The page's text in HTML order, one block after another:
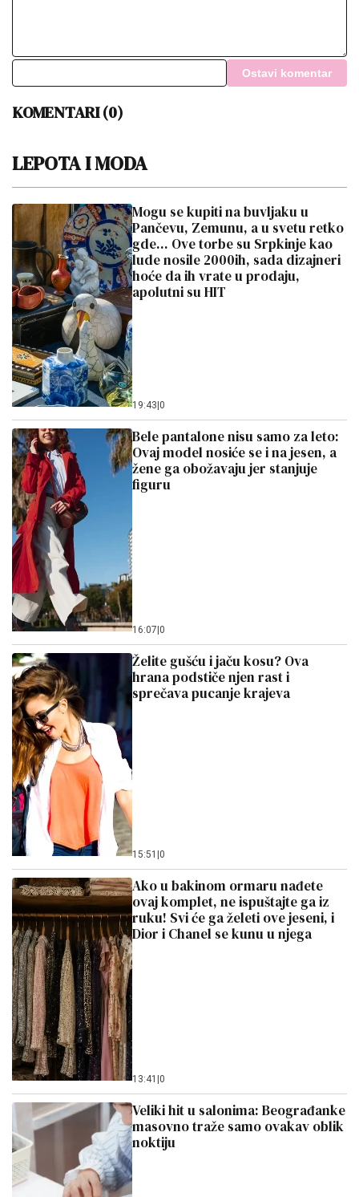
Ostavi komentar
KOMENTARI (0)
LEPOTA I MODA
Mogu se kupiti na buvljaku u
Pančevu, Zemunu, a u svetu retko
gde... Ove torbe su Srpkinje kao
lude nosile 2000ih, sada dizajneri
hoće da ih vrate u prodaju,
apolutni su HIT
19:43 0
Bele pantalone nisu samo za leto:
Ovaj model nosiće se i na jesen, a
žene ga obožavaju jer stanjuje
figuru
16:07 0
Želite gušću i jaču kosu? Ova
hrana podstiče njen rast i
sprečava pucanje krajeva
15:51 0
Ako u bakinom ormaru nađete
ovaj komplet, ne ispuštajte ga iz
ruku! Svi će ga želeti ove jeseni, i
Dior i Chanel se kunu u njega
13:41 0
Veliki hit u salonima: Beograđanke
masovno traže samo ovakav oblik
noktiju